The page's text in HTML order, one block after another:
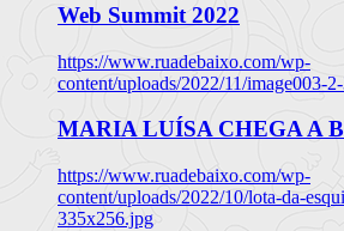
Web Summit 2022
https://www.ruadebaixo.com/wp-
content/uploads/2022/11/image003-
MARIA LUÍSA CHEGA A
https://www.ruadebaixo.com/wp-
content/uploads/2022/10/lota-da-
335x256.jpg